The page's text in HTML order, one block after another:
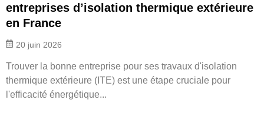
entreprises d’isolation thermique extérieure
en France
20 juin 2026
Trouver la bonne entreprise pour ses travaux d'isolation
thermique extérieure (ITE) est une étape cruciale pour
l'efficacité énergétique...